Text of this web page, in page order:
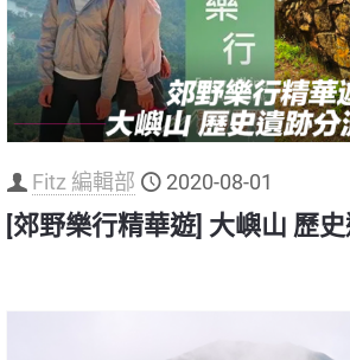
Fitz 編輯部 2020-08-01
[郊野樂行精華遊] 大嶼山 歷